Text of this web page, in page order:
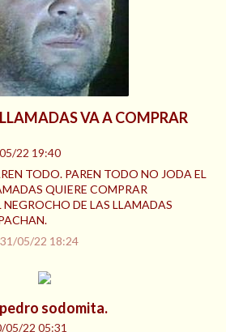
VA A COMPRAR
22 19:40
TODO. PAREN TODO NO JODA EL
QUIERE COMPRAR
DE LAS LLAMADAS
31/05/22 18:24
sodomita.
05/22 05:31